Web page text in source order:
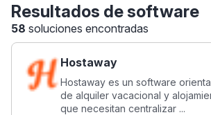
Resultados de software
58 soluciones encontradas
Hostaway
Hostaway es un software
de alquiler vacacional y
que necesitan centralizar ...